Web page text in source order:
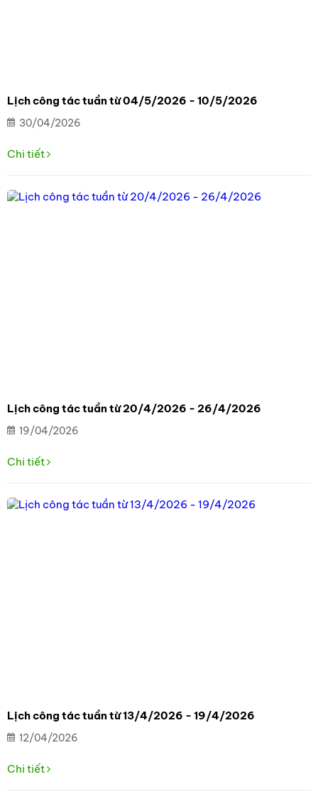
Lịch công tác tuần từ 04/5/2026 - 10/5/2026
30/04/2026
Chi tiết
Lịch công tác tuần từ 20/4/2026 - 26/4/2026
19/04/2026
Chi tiết
Lịch công tác tuần từ 13/4/2026 - 19/4/2026
12/04/2026
Chi tiết